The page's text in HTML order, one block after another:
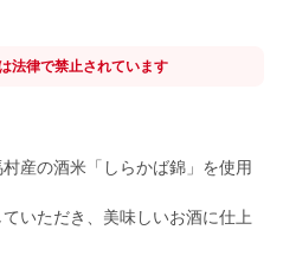
法律で禁止されています
産の酒米「しらかば錦」を使用
いただき、美味しいお酒に仕上